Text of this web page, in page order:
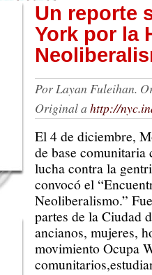
Un reporte
York por la
PorLayan Fuleihan.
Original a http://
El 4 de diciembre,
de base comunitaria
lucha contra la
convocó el
Neoliberalismo.”
partes de la Ciudad
ancianos, mujeres,
movimiento Ocupa